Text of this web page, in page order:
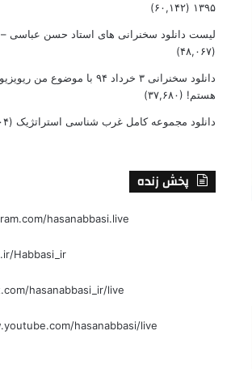
۱۳۹۵ (۶۰,۱۴۲)
لیست دانلود سخنرانی های استاد حسن عباسی –
(۴۸,۰۶۷)
دانلود سخنرانی ۳ خرداد ۹۴ با
هستم! (۳۷,۶۸۰)
دانلود مجموعه کامل غرب شناسی استراتژیک (۲۷,۶۰۴)
پخش زنده
hasanabbasi.live
Habbasi_ir
hasanabbasi_ir/live
hasanabbasi/live